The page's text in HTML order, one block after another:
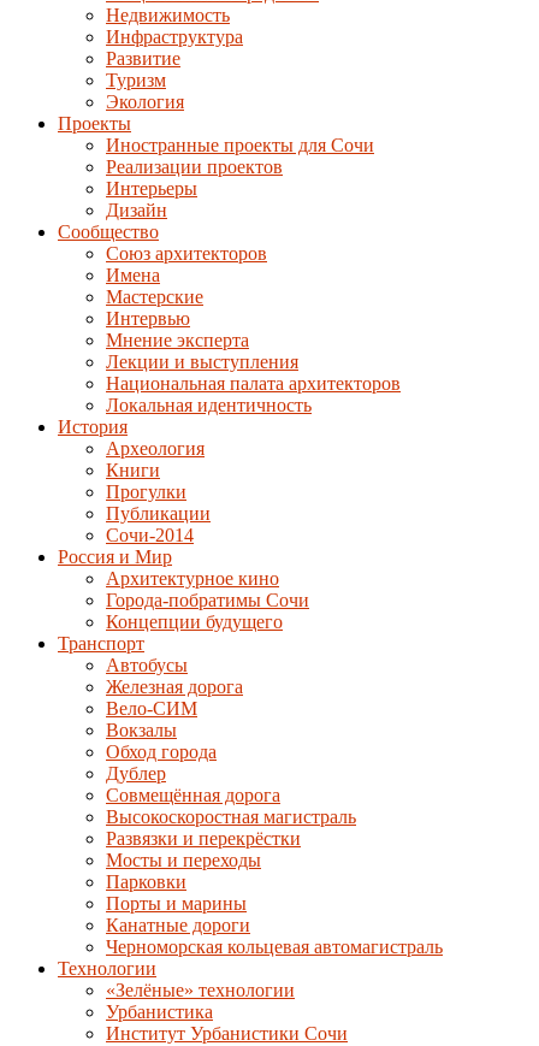
Недвижимость
Инфраструктура
Развитие
Туризм
Экология
Проекты
Иностранные проекты для Сочи
Реализации проектов
Интерьеры
Дизайн
Сообщество
Союз архитекторов
Имена
Мастерские
Интервью
Мнение эксперта
Лекции и выступления
Национальная палата архитекторов
Локальная идентичность
История
Археология
Книги
Прогулки
Публикации
Сочи-2014
Россия и Мир
Архитектурное кино
Города-побратимы Сочи
Концепции будущего
Транспорт
Автобусы
Железная дорога
Вело-СИМ
Вокзалы
Обход города
Дублер
Совмещённая дорога
Высокоскоростная магистраль
Развязки и перекрёстки
Мосты и переходы
Парковки
Порты и марины
Канатные дороги
Черноморская кольцевая автомагистраль
Технологии
«Зелёные» технологии
Урбанистика
Институт Урбанистики Сочи